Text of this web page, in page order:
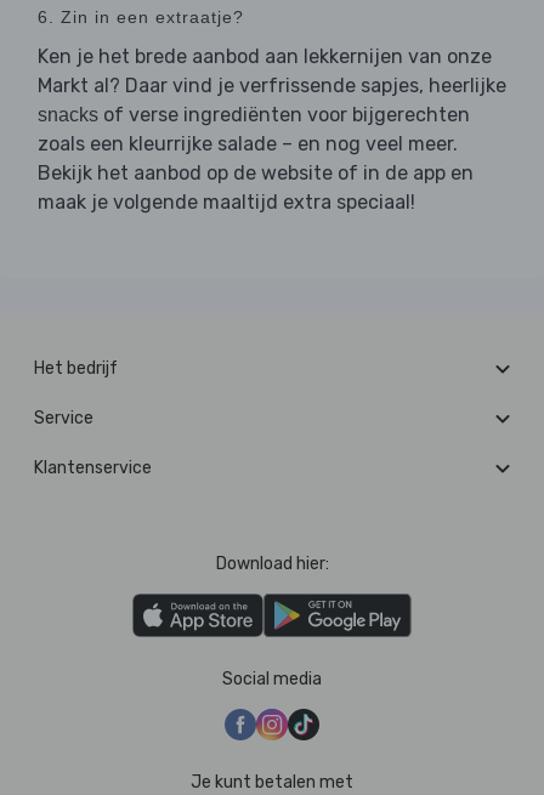
6. Zin in een extraatje?
Ken je het brede aanbod aan lekkernijen van onze
Markt al? Daar vind je verfrissende sapjes, heerlijke
snacks of verse ingrediënten voor bijgerechten
zoals een kleurrijke salade – en nog veel meer.
Bekijk het aanbod op de website of in de app en
maak je volgende maaltijd extra speciaal!
Het bedrijf
Service
Klantenservice
Download hier:
Social media
Je kunt betalen met